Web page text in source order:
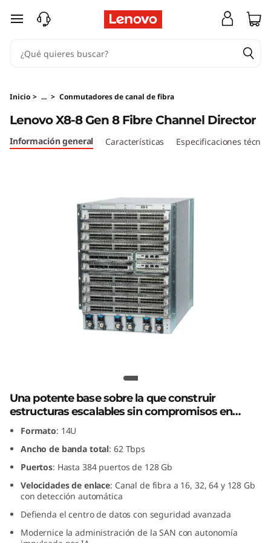
o
v
o
b
e
C
h
Ir al contenido principal
Inicio > ... > Conmutadores de canal de fibra
Lenovo X8-8 Gen 8 Fibre Channel
Director
Lenovo X8-8 Gen 8 Fibre Channel Director
Información general Características Especificaciones
Una potente base sobre la que construir
estructuras escalables sin compromisos en
seguridad.
Formato: 14U
Ancho de banda total: 62 Tbps
Puertos: Hasta 384 puertos de 128 Gb
Velocidades de enlace: Canal de fibra a 16, 32, 64 y 128 Gb
con detección automática
Defienda el centro de datos con seguridad avanzada
Modernice la administración de la SAN con autonomía